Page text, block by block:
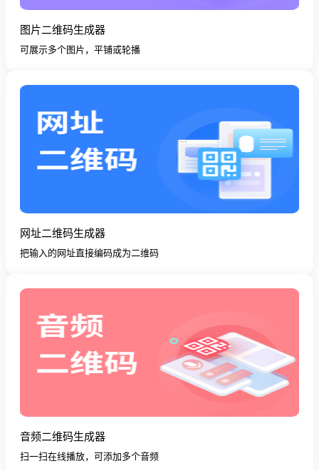
图片二维码生成器
可展示多个图片，平铺或轮播
网址二维码生成器
把输入的网址直接编码成为二维码
音频二维码生成器
扫一扫在线播放，可添加多个音频